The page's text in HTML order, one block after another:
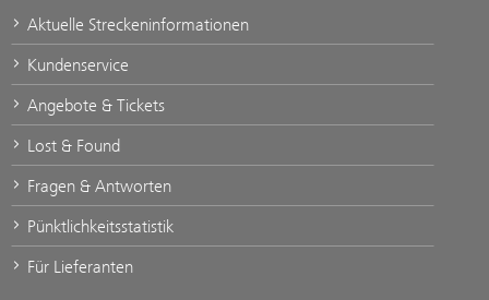
Aktuelle Streckeninformationen
Kundenservice
Angebote & Tickets
Lost & Found
Fragen & Antworten
Pünktlichkeitsstatistik
Für Lieferanten